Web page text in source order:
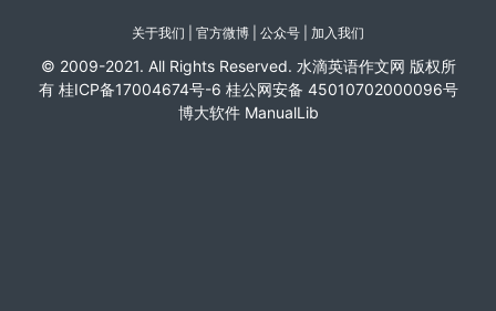
关于我们 官方微博 | 公众号 | 加入我们
© 2009-2021. All Rights Reserved. 水滴英语作文网 版权所
有 桂ICP备17004674号-6 桂公网安备 45010702000096号
博大软件 ManualLib